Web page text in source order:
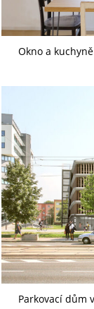
Okno a kuchyně
Parkovací dům